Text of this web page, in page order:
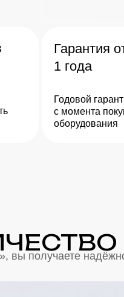
Гарантия
1 года
Годовой
с момента
оборудования
вы получаете